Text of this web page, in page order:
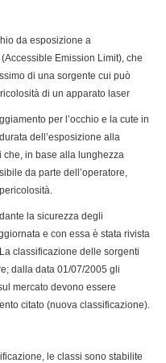
da esposizione a
Emission Limit), che
di una sorgente cui può
di un apparato laser
per l’occhio e la cute in
dell’esposizione alla
che, in base alla lunghezza
da parte dell’operatore,
la sicurezza degli
e con essa è stata rivista
classificazione delle sorgenti
dalla data 01/07/2005 gli
mercato devono essere
citato (nuova classificazione).
le classi sono stabilite